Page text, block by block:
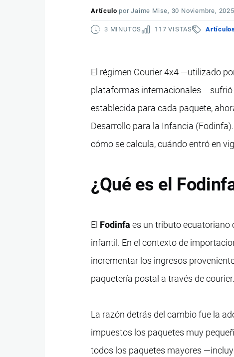
Artículo porJaime Mise, 30 Noviembre, 2025
3 MINUTOS 117 VISTAS
El régimen Courier 4x4 —utilizado
plataformas internacionales—
establecida para cada paquete,
Desarrollo para la Infancia
cómo se calcula, cuándo entró en
¿Qué es el
El Fodinfa es un tributo ecuatoriano
infantil. En el contexto de
incrementar los ingresos
paquetería postal a través de courier.
La razón detrás del cambio fue la
impuestos los paquetes muy
todos los paquetes mayores